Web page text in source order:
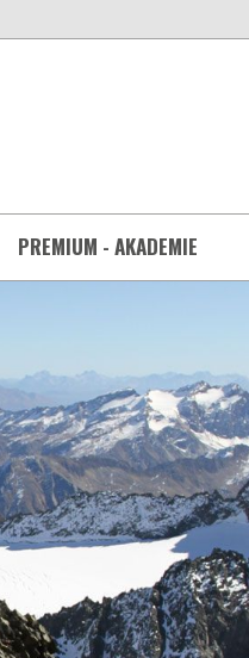
PREMIUM - AKADEMIE